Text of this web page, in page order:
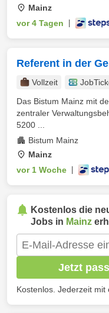
Mainz
vor 4 Tagen
Referent in der
Vollzeit
Das Bistum Mainz mit
zentraler
5200 ...
Bistum Mainz
Mainz
vor 1 Woche
Kostenlos die
Jobs in Mainz
Jetzt
Kostenlos. Jederzeit mit